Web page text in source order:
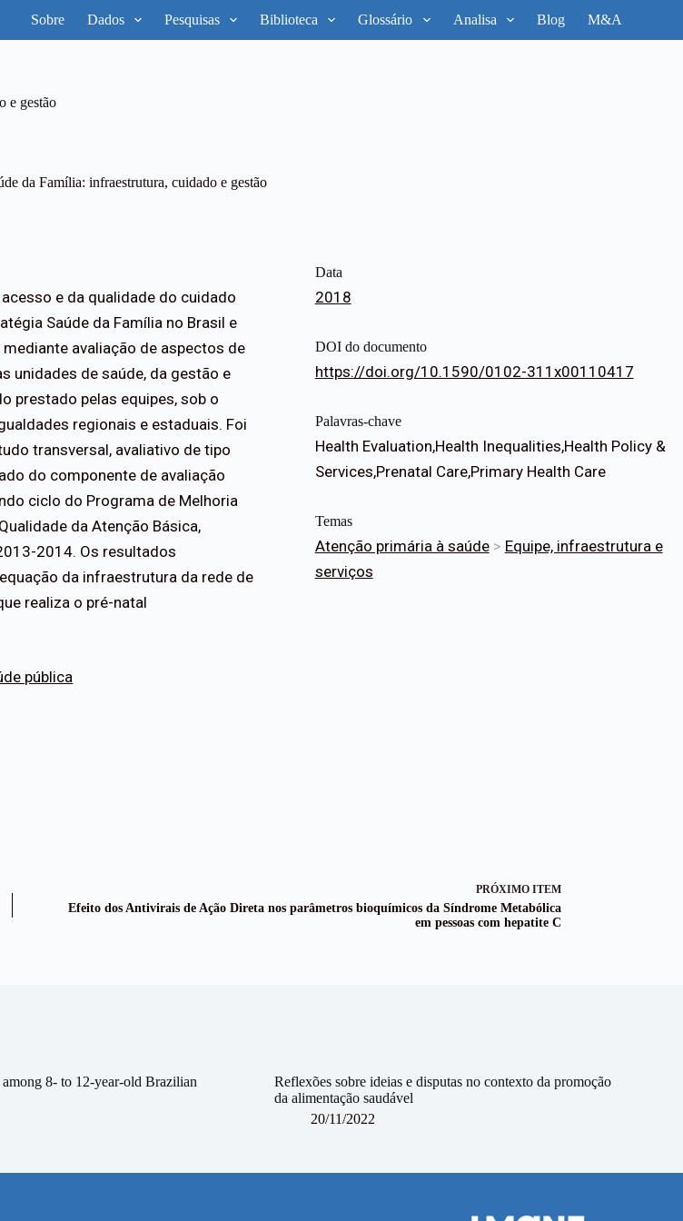
Sobre Dados Pesquisas Biblioteca Glossário Analisa Blog M&A
e gestão
da Família: infraestrutura, cuidado e gestão
e da qualidade do cuidado
Saúde da Família no Brasil e
mediante avaliação de aspectos de
unidades de saúde, da gestão e
prestado pelas equipes, sob o
regionais e estaduais. Foi
transversal, avaliativo de tipo
do componente de avaliação
ciclo do Programa de Melhoria
da Atenção Básica,
2014. Os resultados
da infraestrutura da rede de
realiza o pré-natal
pública
Data
2018
DOI do documento
https://doi.org/10.1590/0102-311x00110417
Palavras-chave
Health Evaluation,Health Inequalities,Health Policy &
Services,Prenatal Care,Primary Health Care
Temas
Atenção primária à saúde> Equipe, infraestrutura e
serviços
PRÓXIMO ITEM
Efeito dos Antivirais de Ação Direta nos parâmetros bioquímicos da Síndrome Metabólica
em pessoas com hepatite C
8- to 12-year-old Brazilian
Reflexões sobre ideias e disputas no contexto da promoção
da alimentação saudável
20/11/2022